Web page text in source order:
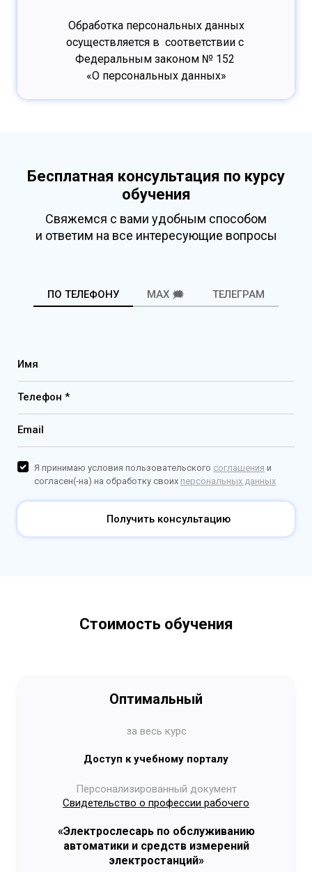
Обработка персональных данных
осуществляется в соответствии с
Федеральным законом № 152
«О персональных данных»
Бесплатная консультация по курсу
обучения
Свяжемся с вами удобным способом
и ответим на все интересующие вопросы
ПО ТЕЛЕФОНУ MAX 🗯️ ТЕЛЕГРАМ
Имя
Телефон *
Email
Получить консультацию
Я принимаю условия пользовательского соглашения и
согласен(-на) на обработку своих персональных данных
Стоимость обучения
Оптимальный
за весь курс
Доступ к учебному порталу
Персонализированный документ
Свидетельство о профессии рабочего
«Электрослесарь по обслуживанию
автоматики и средств измерений
электростанций»